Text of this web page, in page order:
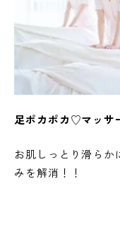
足ポカポカ♡マッサ
お肌しっとり滑らか
みを解消！！